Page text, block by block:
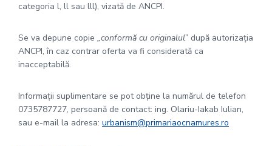
categoria l, ll sau lll), vizată de ANCPI.
Se va depune copie „conformă cu originalul” după autorizația
ANCPI, în caz contrar oferta va fi considerată ca
inacceptabilă.
Informaţii suplimentare se pot obţine la numărul de telefon
0735787727, persoană de contact: ing. Olariu-Iakab Iulian,
sau e-mail la adresa: urbanism@primariaocnamures.ro